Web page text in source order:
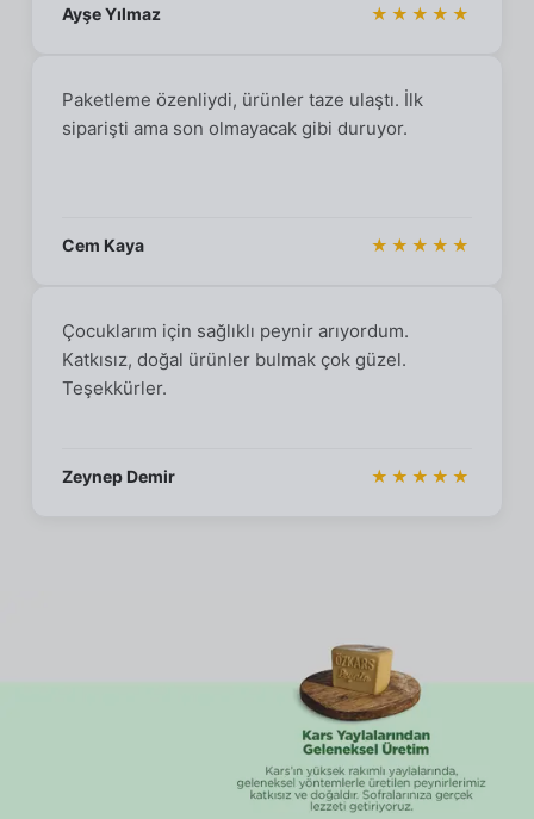
Ayşe Yılmaz ★★★★★
Paketleme özenliydi, ürünler taze ulaştı. İlk
siparişti ama son olmayacak gibi duruyor.
Cem Kaya ★★★★★
Çocuklarım için sağlıklı peynir arıyordum.
Katkısız, doğal ürünler bulmak çok güzel.
Teşekkürler.
Zeynep Demir ★★★★★